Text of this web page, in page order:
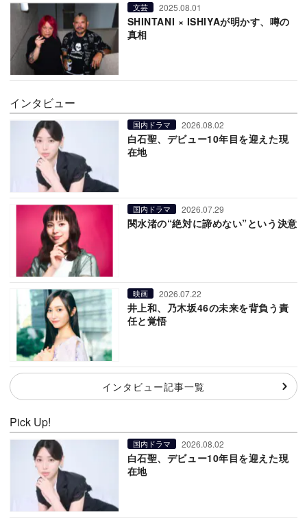
文芸 2025.08.01
SHINTANI × ISHIYAが明かす、噂の
真相
インタビュー
国内ドラマ 2026.08.02
白石聖、デビュー10年目を迎えた現
在地
国内ドラマ 2026.07.29
関水渚の“絶対に諦めない”という決意
映画 2026.07.22
井上和、乃木坂46の未来を背負う責
任と覚悟
インタビュー記事一覧
Pick Up!
国内ドラマ 2026.08.02
白石聖、デビュー10年目を迎えた現
在地